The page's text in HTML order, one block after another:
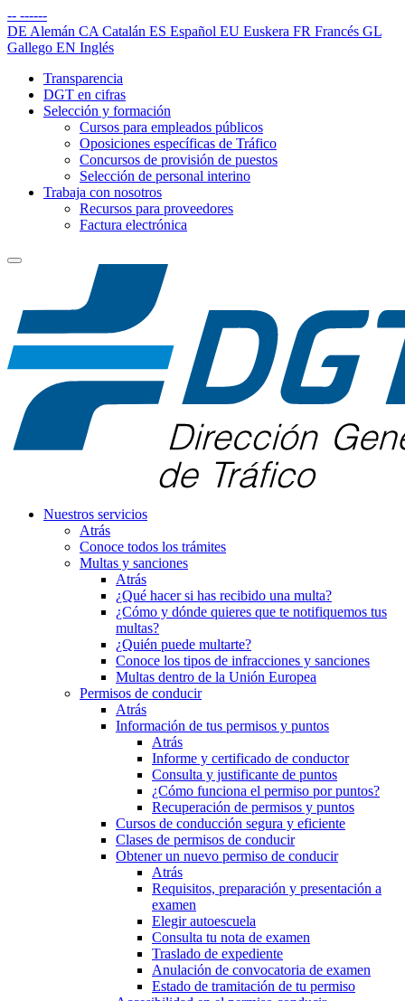
-- ------
DE Alemán CA Catalán ES Español EU Euskera FR Francés GL
Gallego EN Inglés
Transparencia
DGT en cifras
Selección y formación
Cursos para empleados públicos
Oposiciones específicas de Tráfico
Concursos de provisión de puestos
Selección de personal interino
Trabaja con nosotros
Recursos para proveedores
Factura electrónica
Nuestros servicios
Atrás
Conoce todos los trámites
Multas y sanciones
Atrás
¿Qué hacer si has recibido una multa?
¿Cómo y dónde quieres que te notifiquemos tus
multas?
¿Quién puede multarte?
Conoce los tipos de infracciones y sanciones
Multas dentro de la Unión Europea
Permisos de conducir
Atrás
Información de tus permisos y puntos
Atrás
Informe y certificado de conductor
Consulta y justificante de puntos
¿Cómo funciona el permiso por puntos?
Recuperación de permisos y puntos
Cursos de conducción segura y eficiente
Clases de permisos de conducir
Obtener un nuevo permiso de conducir
Atrás
Requisitos, preparación y presentación a
examen
Elegir autoescuela
Consulta tu nota de examen
Traslado de expediente
Anulación de convocatoria de examen
Estado de tramitación de tu permiso